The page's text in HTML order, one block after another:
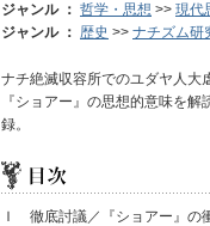
ジャンル ： 哲学・思想 >> 現代
ジャンル ： 歴史 >> ナチズム研
ナチ絶滅収容所でのユダヤ人大
『ショアー』の思想的意味を
録。
Ｉ 徹底討議／『ショアー』